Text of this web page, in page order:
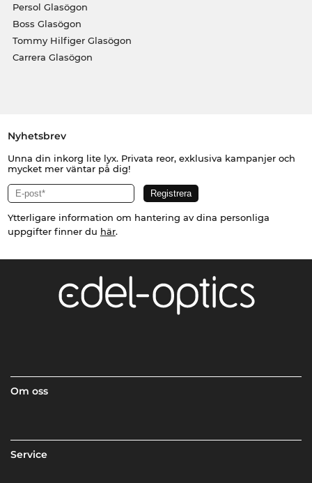
Persol Glasögon
Boss Glasögon
Tommy Hilfiger Glasögon
Carrera Glasögon
Nyhetsbrev
Unna din inkorg lite lyx. Privata reor, exklusiva kampanjer och
mycket mer väntar på dig!
Ytterligare information om hantering av dina personliga
uppgifter finner du här.
Om oss
Service